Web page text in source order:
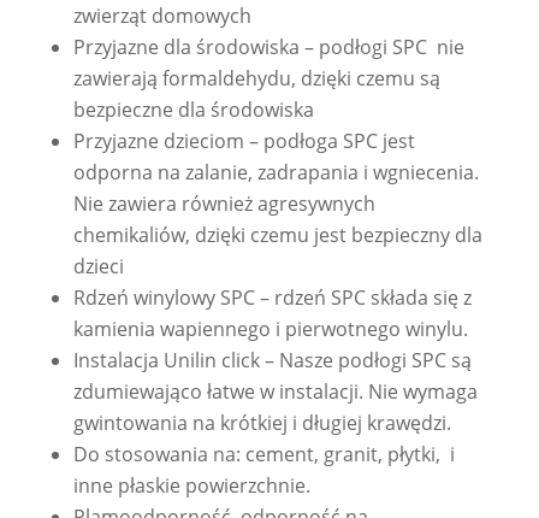
zwierząt domowych
Przyjazne dla środowiska – podłogi SPC nie
zawierają formaldehydu, dzięki czemu są
bezpieczne dla środowiska
Przyjazne dzieciom – podłoga SPC jest
odporna na zalanie, zadrapania i wgniecenia.
Nie zawiera również agresywnych
chemikaliów, dzięki czemu jest bezpieczny dla
dzieci
Rdzeń winylowy SPC – rdzeń SPC składa się z
kamienia wapiennego i pierwotnego winylu.
Instalacja Unilin click – Nasze podłogi SPC są
zdumiewająco łatwe w instalacji. Nie wymaga
gwintowania na krótkiej i długiej krawędzi.
Do stosowania na: cement, granit, płytki, i
inne płaskie powierzchnie.